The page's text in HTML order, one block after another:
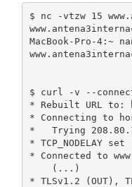
$ nc -vtzw 15
MacBook-Pro-4:~
$ curl -v --
* Rebuilt URL to:
* Connecting to
*   Trying
* TCP_NODELAY set
* Connected to
* TLSv1.2 (OUT),